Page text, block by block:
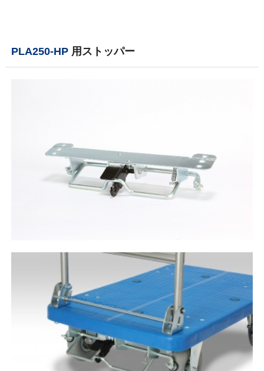
PLA250-HP用ストッパー